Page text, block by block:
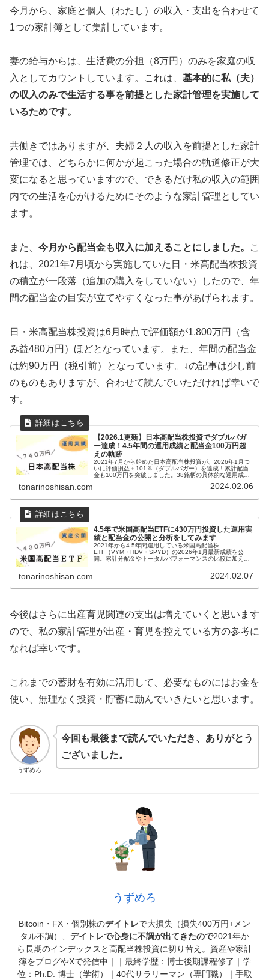
今月から、家庭と個人（わたし）の収入・支出を合わせて
1つの家計簿として集計しています。
妻の給与からは、生活費の分担（8万円）のみを家庭の収
入としてカウントしています。これは、 基本的に私（夫）
の収入のみで生活する事を前提とした家計管理を実施して
いるためです。
共働きではありますが、夫婦２人の収入を前提とした家計
管理では、どちらかに何かが起こった場合の軌道修正が大
変になると思っていますので、できるだけ私の収入の範囲
内での生活を心がけるためにそのような家計管理としてい
ます。
また、 今月から配当金も収入に加えることにしました。
こ
れは、2021年7月頃から実施していた日・米高配当株投資
の積立が一段落（追加の購入をしていない）したので、年
間の配当金の目安が立てやすくなった事があげられます。
日・米高配当株投資は6月時点で評価額が1,800万円（含
み益480万円）ほどとなっています。また、年間の配当金
は約90万円（税引前）となっています。↓の記事は少し前
のものもありますが、合わせて読んでいただければ幸いで
す。
【2026.1更新】日本高配当株投資でダブルバガ
ー達成！4.5年間の運用成績と配当金100万円超
えの軌跡
2021年7月から始めた日本高配当株投資が、2026年1月つ
いに評価損益＋101％（ダブルバガー）を達成！累計配当
金も100万円を突破しました。38銘柄の具体的な運用成績
tonarinoshisan.com 2024.02.06
4.5年で米国高配当ETFに430万円投資した運用実
績と配当金の公開と分析をしてみます
2021年から4.5年間運用している米国高配当株
ETF（VYM・HDV・SPYD）の2026年1月最新成績を公
開。累計分配金やトータルパフォーマンスの比較に加え、
トや為替リスクについても実体験ベースで解説します。
tonarinoshisan.com 2024.02.07
今後はさらに出産育児関連の支出は増えていくと思います
ので、私の家計管理が出産・育児を控えている方の参考に
なれば幸いです。
これまでの蓄財を有効に活用して、必要なものにはお金を
使い、無理なく投資・貯蓄に励んでいきたいと思います。
うずめろ
今回も最後まで読んでいただき、ありがとう
ございました。
うずめろ
Bitcoin・FX・個別株のデイトレで大損失（損失400万円+メン
タル不調）、 デイトレで心身に不調が出てきたので2021年か
ら長期のインデックスと高配当株投資に切り替え。資産や家計
簿をブログやXで発信中｜｜最終学歴：博士後期課程修了｜学
位：Ph.D. 博士（学術）｜40代サラリーマン（専門職）｜手取